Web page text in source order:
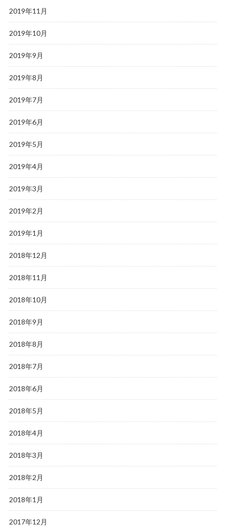
2019年11月
2019年10月
2019年9月
2019年8月
2019年7月
2019年6月
2019年5月
2019年4月
2019年3月
2019年2月
2019年1月
2018年12月
2018年11月
2018年10月
2018年9月
2018年8月
2018年7月
2018年6月
2018年5月
2018年4月
2018年3月
2018年2月
2018年1月
2017年12月